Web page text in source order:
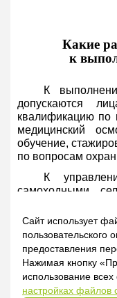
Сайт использует
пользовательского
предоставления
Нажимая кнопку
использование
настройках файлов
Какие
к
К
допускаются
квалификацию по
медицинский
обучение,
по вопросам
К
самоходными
удостоверение
трактором,
тракториста-
п.16 Правил № 29/